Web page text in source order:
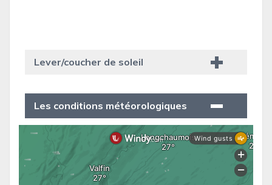
Lever/coucher de soleil
Les conditions météorologiques